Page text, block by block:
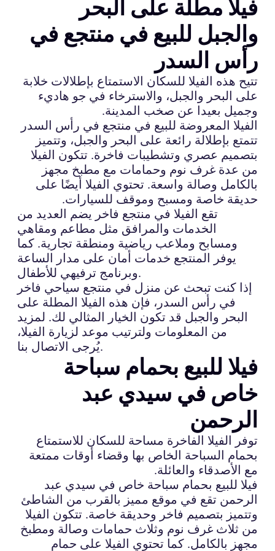
فيلا مطلة على البحر
والجبل للبيع في منتجع في
رأس السدر
تتيح هذه الفيلا للسكان الاستمتاع بإطلالات خلابة
على البحر والجبل، والاسترخاء في جو هاديء
وجميل بعيدا عن صخب المدينة.
الفيلا المعروضة للبيع في منتجع في رأس السدر
تتمتع بإطلالة رائعة على البحر والجبل، وتتميز
بتصميم عصري وتشطيبات فاخرة. تتكون الفيلا
من عدة غرف نوم وحمامات مع مطبخ مجهز
بالكامل وصالة واسعة. تحتوي الفيلا أيضًا على
حديقة خاصة ومسبح وموقف للسيارات.
تقع الفيلا في منتجع فاخر يضم العديد من
الخدمات والمرافق مثل مطاعم ومقاهي
ومسابح وملاعب رياضية ومنطقة تجارية. كما
يوفر المنتجع خدمات أمان على مدار الساعة
وبرنامج ترفيهي للأطفال.
إذا كنت تبحث عن منزل في منتجع سياحي فاخر
في رأس السدر، فإن هذه الفيلا المطلة على
البحر والجبل قد تكون الخيار المثالي لك. لمزيد
من المعلومات ولترتيب موعد لزيارة الفيلا،
يُرجى الاتصال بنا.
فيلا للبيع بحمام سباحة
خاص في سيدي عبد
الرحمن
توفر الفيلا الفاخرة مساحة للسكان للاستمتاع
بحمام السباحة الخاص بها وقضاء أوقات ممتعة
مع الأصدقاء والعائلة.
فيلا للبيع بحمام سباحة خاص في سيدي عبد
الرحمن تقع في موقع مميز بالقرب من الشاطئ
وتتميز بتصميم فاخر وحديقة خاصة. تتكون الفيلا
من ثلاث غرف نوم وثلاث حمامات وصالة ومطبخ
مجهز بالكامل. كما تحتوي الفيلا على حمام